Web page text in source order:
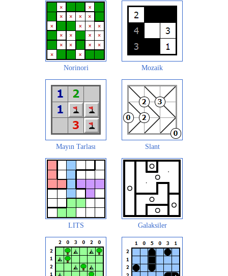
Norinori Mozaik
Mayın Tarlası Slant
LITS Galaksiler